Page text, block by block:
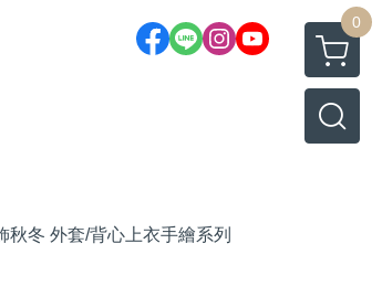
0
秋冬 外套/背心上衣手繪系列